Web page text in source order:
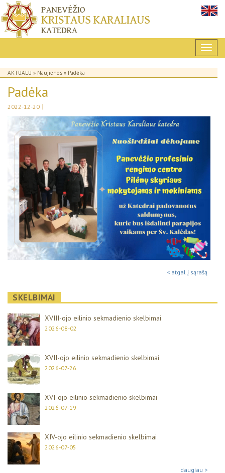
AKTUALU » Naujienos » Padėka
Padėka
2022-12-20 |
< atgal į sąrašą
SKELBIMAI
XVIII-ojo eilinio sekmadienio skelbimai
2026-08-02
XVII-ojo eilinio sekmadienio skelbimai
2026-07-26
XVI-ojo eilinio sekmadienio skelbimai
2026-07-19
XIV-ojo eilinio sekmadienio skelbimai
2026-07-05
daugiau >